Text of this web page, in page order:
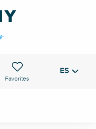
Voir les favoris ES